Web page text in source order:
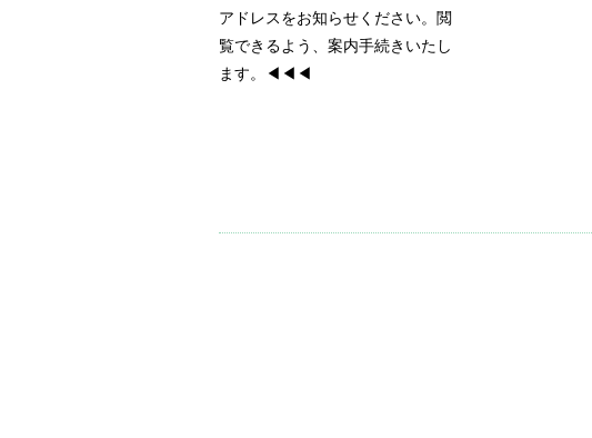
アドレスをお知らせください。閲
覧できるよう、案内手続きいたし
ます。◀◀◀